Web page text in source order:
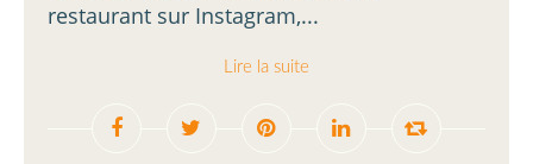
restaurant sur Instagram,...
Lire la suite